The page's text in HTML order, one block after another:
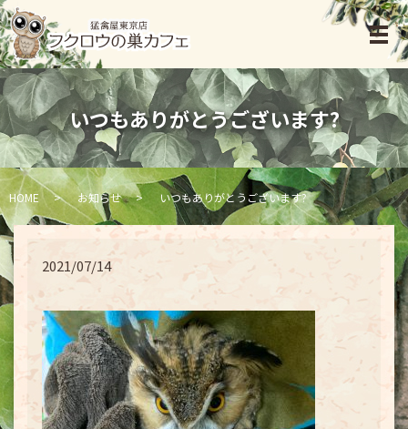
いつもありがとうございます?
HOME お知らせ いつもありがとうございます?
2021/07/14